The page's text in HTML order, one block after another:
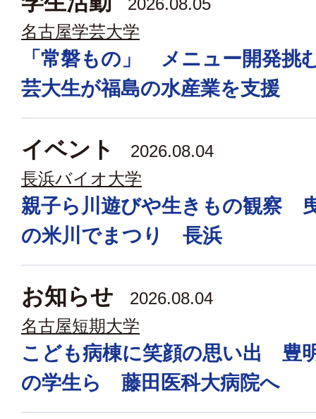
2026.08.05
名古屋学芸大学
「常磐もの」 メニュー開発
芸大生が福島の水産業を支援
イベント
2026.08.04
長浜バイオ大学
親子ら川遊びや生きもの観察
の米川でまつり 長浜
お知らせ
2026.08.04
名古屋短期大学
こども病棟に笑顔の思い出 豊
の学生ら 藤田医科大病院へ